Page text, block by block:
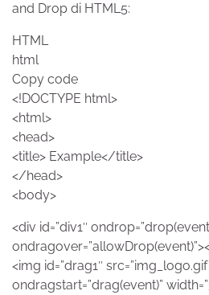
and Drop di HTML5:
HTML
html
Copy code
<!DOCTYPE html>
<html>
<head>
<title> Example</title>
</head>
<body>
<div id=”div1″
<img id=”drag1″
ondragstart=”drag(event)”